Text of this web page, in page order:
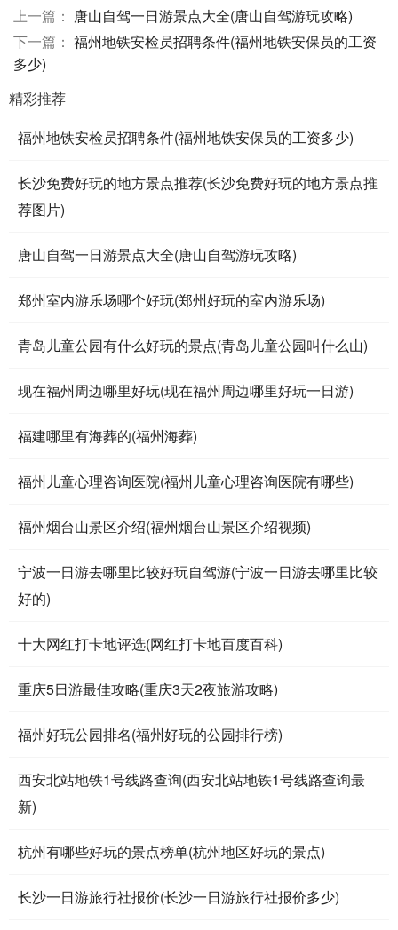
上一篇： 唐山自驾一日游景点大全(唐山自驾游玩攻略)
下一篇： 福州地铁安检员招聘条件(福州地铁安保员的工资
多少)
精彩推荐
福州地铁安检员招聘条件(福州地铁安保员的工资多少)
长沙免费好玩的地方景点推荐(长沙免费好玩的地方景点推
荐图片)
唐山自驾一日游景点大全(唐山自驾游玩攻略)
郑州室内游乐场哪个好玩(郑州好玩的室内游乐场)
青岛儿童公园有什么好玩的景点(青岛儿童公园叫什么山)
现在福州周边哪里好玩(现在福州周边哪里好玩一日游)
福建哪里有海葬的(福州海葬)
福州儿童心理咨询医院(福州儿童心理咨询医院有哪些)
福州烟台山景区介绍(福州烟台山景区介绍视频)
宁波一日游去哪里比较好玩自驾游(宁波一日游去哪里比较
好的)
十大网红打卡地评选(网红打卡地百度百科)
重庆5日游最佳攻略(重庆3天2夜旅游攻略)
福州好玩公园排名(福州好玩的公园排行榜)
西安北站地铁1号线路查询(西安北站地铁1号线路查询最
新)
杭州有哪些好玩的景点榜单(杭州地区好玩的景点)
长沙一日游旅行社报价(长沙一日游旅行社报价多少)